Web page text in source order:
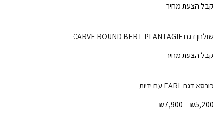
קבל הצעת מחיר
שולחן דגם CARVE ROUND BERT PLANTAGIE
קבל הצעת מחיר
כורסא דגם EARL עם ידיות
₪5,200
–
₪7,900